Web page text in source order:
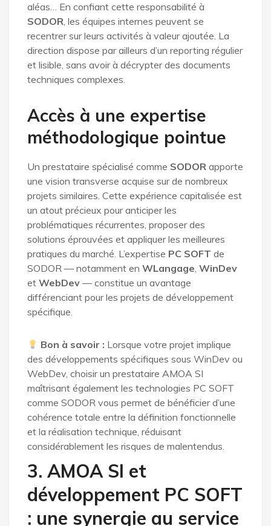
aléas… En confiant cette responsabilité à
SODOR, les équipes internes peuvent se
recentrer sur leurs activités à valeur ajoutée. La
direction dispose par ailleurs d’un reporting régulier
et lisible, sans avoir à décrypter des documents
techniques complexes.
Accès à une expertise
méthodologique pointue
Un prestataire spécialisé comme SODOR apporte
une vision transverse acquise sur de nombreux
projets similaires. Cette expérience capitalisée est
un atout précieux pour anticiper les
problématiques récurrentes, proposer des
solutions éprouvées et appliquer les meilleures
pratiques du marché. L’expertise PC SOFT de
SODOR — notamment en WLangage, WinDev
et WebDev — constitue un avantage
différenciant pour les projets de développement
spécifique.
Bon à savoir : Lorsque votre projet implique
des développements spécifiques sous WinDev ou
WebDev, choisir un prestataire AMOA SI
maîtrisant également les technologies PC SOFT
comme SODOR vous permet de bénéficier d’une
cohérence totale entre la définition fonctionnelle
et la réalisation technique, réduisant
considérablement les risques de malentendus.
3. AMOA SI et
développement PC SOFT
: une synergie au service